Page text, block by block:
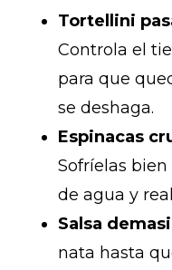
Tortellini
Controla el
para que
se deshaga.
Espinacas
Sofríelas
de agua y
Salsa
nata hasta